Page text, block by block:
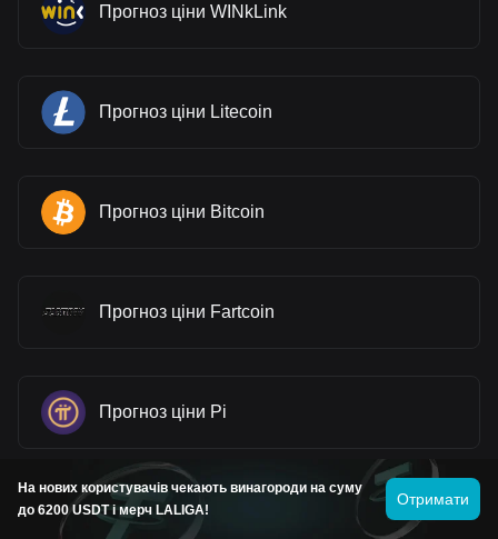
Прогноз ціни WINkLink
Прогноз ціни Litecoin
Прогноз ціни Bitcoin
Прогноз ціни Fartcoin
Прогноз ціни Pi
Прогноз ціни Gram (prev. Toncoin)
На нових користувачів чекають винагороди на суму
до 6200 USDT і мерч LALIGA!
Отримати